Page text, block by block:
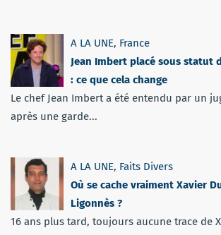
A LA UNE, France
Jean Imbert placé sous statut
: ce que cela change
Le chef Jean Imbert a été entendu par un
après une garde...
A LA UNE, Faits Divers
Où se cache vraiment Xavier
Ligonnès ?
16 ans plus tard, toujours aucune trace de